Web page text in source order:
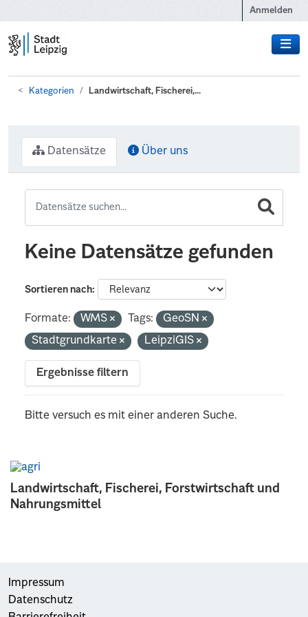
Anmelden
Kategorien Landwirtschaft, Fischerei,...
Landwirtschaft, Fischerei, Forstwirtschaft und
Nahrungsmittel
Datensätze Über uns
Keine Datensätze gefunden
Sortieren nach
Formate: WMS Tags:
GeoSN
Stadtgrundkarte
LeipziGIS
Ergebnisse filtern
Bitte versuch es mit einer anderen Suche.
Impressum
Datenschutz